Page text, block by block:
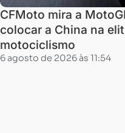
CFMoto mira a
colocar a China na
motociclismo
6 agosto de 2026 às 11:54